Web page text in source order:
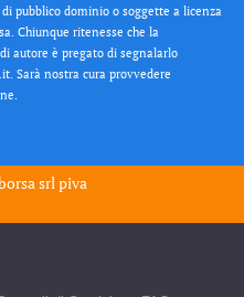
pubblico dominio o soggette a licenza
Chiunque ritenesse che la
autore è pregato di segnalarlo
Sarà nostra cura provvedere
srl piva